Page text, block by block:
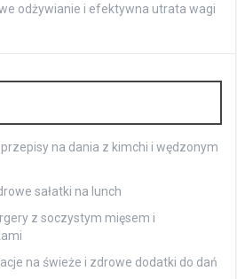
odżywianie i efektywna utrata wagi
na dania z kimchi i wędzonym
sałatki na lunch
z soczystym mięsem i
na świeże i zdrowe dodatki do dań